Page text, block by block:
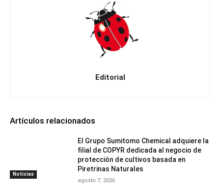
Editorial
Artículos relacionados
Noticias
El Grupo Sumitomo Chemical adquiere la
filial de COPYR dedicada al negocio de
protección de cultivos basada en
Piretrinas Naturales
agosto 7, 2026